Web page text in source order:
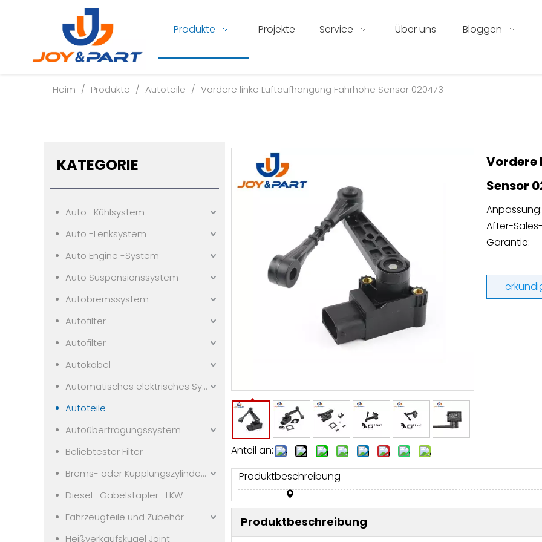
Produkte Projekte Service Über uns Bloggen
Heim / Produkte / Autoteile / Vordere linke Luftaufhängung Fahrhöhe Sensor 020473
KATEGORIE
Auto -Kühlsystem
Auto -Lenksystem
Auto Engine -System
Auto Suspensionssystem
Autobremssystem
Autofilter
Autofilter
Autokabel
Automatisches elektrisches System
Autoteile
Autoübertragungssystem
Beliebtester Filter
Brems- oder Kupplungszylindern
Diesel -Gabelstapler -LKW
Fahrzeugteile und Zubehör
Heißverkaufskugel Joint
Anteil an:
Vordere
Sensor
Anpassung:
After-
Garantie:
Produktbeschreibung
Produktbeschreibung